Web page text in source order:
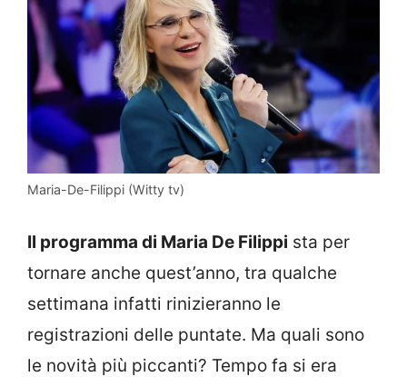
Maria-De-Filippi (Witty tv)
Il programma di Maria De Filippi sta per
tornare anche quest’anno, tra qualche
settimana infatti rinizieranno le
registrazioni delle puntate. Ma quali sono
le novità più piccanti? Tempo fa si era